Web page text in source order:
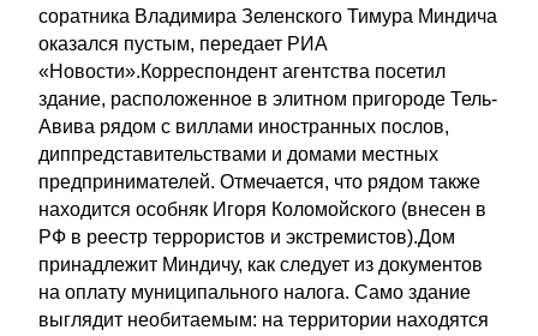
соратника Владимира Зеленского Тимура Миндича
оказался пустым, передает РИА
«Новости».Корреспондент агентства посетил
здание, расположенное в элитном пригороде Тель-
Авива рядом с виллами иностранных послов,
диппредставительствами и домами местных
предпринимателей. Отмечается, что рядом также
находится особняк Игоря Коломойского (внесен в
РФ в реестр террористов и экстремистов).Дом
принадлежит Миндичу, как следует из документов
на оплату муниципального налога. Само здание
выглядит необитаемым: на территории находятся